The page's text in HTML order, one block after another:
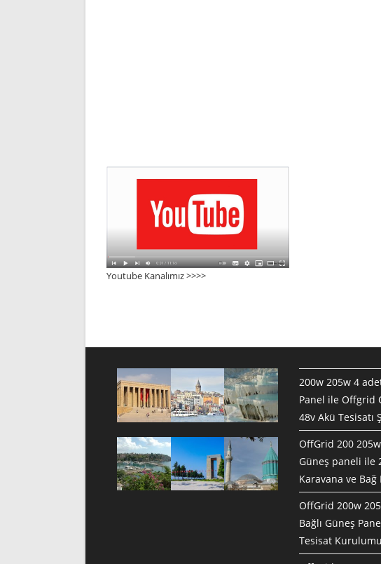
Youtube Kanalımız >>>>
200w 205w 4
Panel ile Offgrid
48v Akü Tesisatı
OffGrid 200
Güneş paneli ile
Karavana ve Bağ
OffGrid 200w
Bağlı Güneş
Tesisat Kurulumu